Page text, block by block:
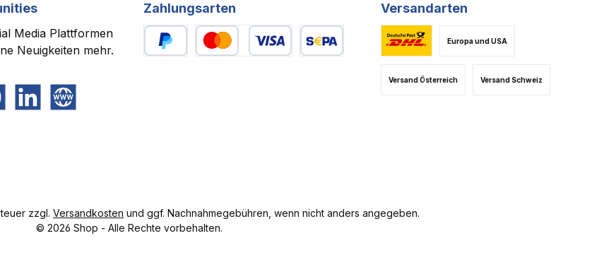
Media Plattformen
Neuigkeiten mehr.
LinkedInWebsite
Zahlungsarten Versandarten
Europa und USA
Versand Österreich Versand Schweiz
zzgl. Versandkosten und ggf. Nachnahmegebühren, wenn nicht anders angegeben.
© 2026 Shop - Alle Rechte vorbehalten.